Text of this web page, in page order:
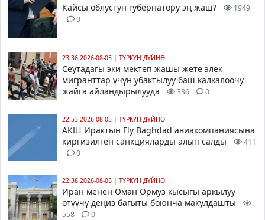
Кайсы облустун губернатору эң жаш?
1949
0
23:36 2026-08-05 | ТҮРКҮН ДҮЙНӨ
Сеутадагы эки мектеп жашы жете элек
мигранттар үчүн убактылуу баш калкалоочу
жайга айландырылууда
336 0
22:53 2026-08-05 | ТҮРКҮН ДҮЙНӨ
АКШ Ирактын Fly Baghdad авиакомпаниясына
киргизилген санкцияларды алып салды
411
0
22:38 2026-08-05 | ТҮРКҮН ДҮЙНӨ
Иран менен Оман Ормуз кысыгы аркылуу
өтүүчү деңиз багыты боюнча макулдашты
558 0